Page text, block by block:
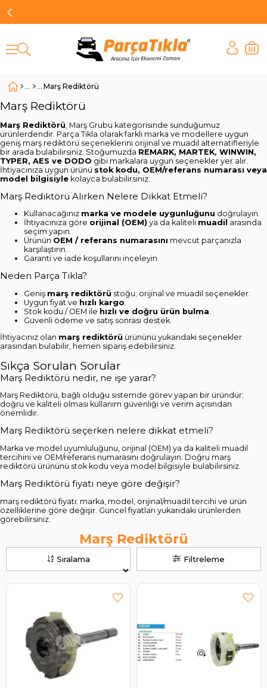
Marş Rediktörü
Marş Rediktörü
Marş Rediktörü , Marş Grubu kategorisinde sunduğumuz
ürünlerdendir. Parça Tıkla olarak farklı marka ve modellere uygun
geniş marş rediktörü seçeneklerini orijinal ve muadil alternatifleriyle
bir arada bulabilirsiniz. Stoğumuzda REMARK, MARTEK, WINWIN,
TYPER, AES ve DODO gibi markalara uygun seçenekler yer alır.
İhtiyacınıza uygun ürünü stok kodu, OEM/referans numarası veya
model bilgisiyle kolayca bulabilirsiniz.
Marş Rediktörü Alırken Nelere Dikkat Etmeli?
Kullanacağınız marka ve modele uygunluğunu doğrulayın.
İhtiyacınıza göre orijinal (OEM) ya da kaliteli muadil arasında
seçim yapın.
Ürünün OEM / referans numarasını mevcut parçanızla
karşılaştırın.
Garanti ve iade koşullarını inceleyin.
Neden Parça Tıkla?
Geniş marş rediktörü stoğu; orijinal ve muadil seçenekler.
Uygun fiyat ve hızlı kargo
Stok kodu / OEM ile hızlı ve doğru ürün bulma
Güvenli ödeme ve satış sonrası destek.
İhtiyacınız olan marş rediktörü ürününü yukarıdaki seçenekler
arasından bulabilir, hemen sipariş edebilirsiniz.
Sıkça Sorulan Sorular
Marş Rediktörü nedir, ne işe yarar?
Marş Rediktörü, bağlı olduğu sistemde görev yapan bir üründür;
doğru ve kaliteli olması kullanım güvenliği ve verim açısından
önemlidir.
Marş Rediktörü seçerken nelere dikkat etmeli?
Marka ve model uyumluluğunu, orijinal (OEM) ya da kaliteli muadil
tercihini ve OEM/referans numarasını doğrulayın. Doğru marş
rediktörü ürününü stok kodu veya model bilgisiyle bulabilirsiniz.
Marş Rediktörü fiyatı neye göre değişir?
marş rediktörü fiyatı; marka, model, orijinal/muadil tercihi ve ürün
özelliklerine göre değişir. Güncel fiyatları yukarıdaki ürünlerden
görebilirsiniz.
Filtreleme
Sıralama
Marş Rediktörü